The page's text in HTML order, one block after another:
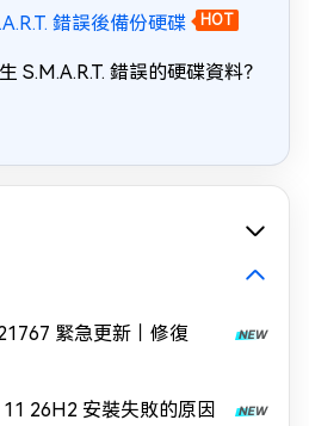
錯誤後備份硬碟 HOT
S.M.A.R.T. 錯誤的硬碟資料？
緊急更新｜修復
26H2 安裝失敗的原因